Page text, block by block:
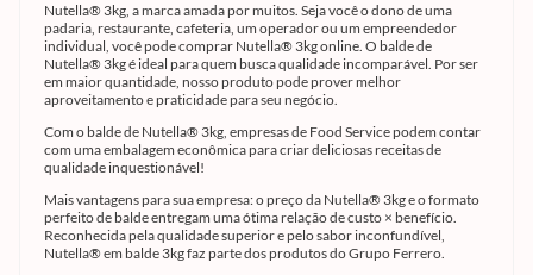
Nutella® 3kg, a marca amada por muitos. Seja você o dono de uma
padaria, restaurante, cafeteria, um operador ou um empreendedor
individual, você pode comprar Nutella® 3kg online. O balde de
Nutella® 3kg é ideal para quem busca qualidade incomparável. Por ser
em maior quantidade, nosso produto pode prover melhor
aproveitamento e praticidade para seu negócio.
Com o balde de Nutella® 3kg, empresas de Food Service podem contar
com uma embalagem econômica para criar deliciosas receitas de
qualidade inquestionável!
Mais vantagens para sua empresa: o preço da Nutella® 3kg e o formato
perfeito de balde entregam uma ótima relação de custo × benefício.
Reconhecida pela qualidade superior e pelo sabor inconfundível,
Nutella® em balde 3kg faz parte dos produtos do Grupo Ferrero.